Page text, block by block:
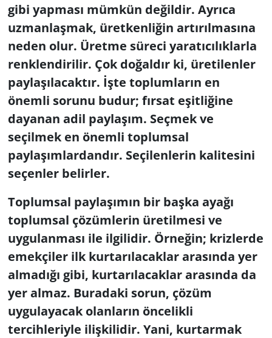
gibi yapması mümkün değildir. Ayrıca
uzmanlaşmak, üretkenliğin artırılmasına
neden olur. Üretme süreci yaratıcılıklarla
renklendirilir. Çok doğaldır ki, üretilenler
paylaşılacaktır. İşte toplumların en
önemli sorunu budur; fırsat eşitliğine
dayanan adil paylaşım. Seçmek ve
seçilmek en önemli toplumsal
paylaşımlardandır. Seçilenlerin kalitesini
seçenler belirler.
Toplumsal paylaşımın bir başka ayağı
toplumsal çözümlerin üretilmesi ve
uygulanması ile ilgilidir. Örneğin; krizlerde
emekçiler ilk kurtarılacaklar arasında yer
almadığı gibi, kurtarılacaklar arasında da
yer almaz. Buradaki sorun, çözüm
uygulayacak olanların öncelikli
tercihleriyle ilişkilidir. Yani, kurtarmak
Yerel